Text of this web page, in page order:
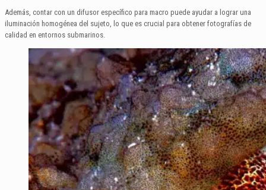
Además, contar con un difusor específico para macro puede ayudar a lograr una
iluminación homogénea del sujeto, lo que es crucial para obtener fotografías de
calidad en entornos submarinos.